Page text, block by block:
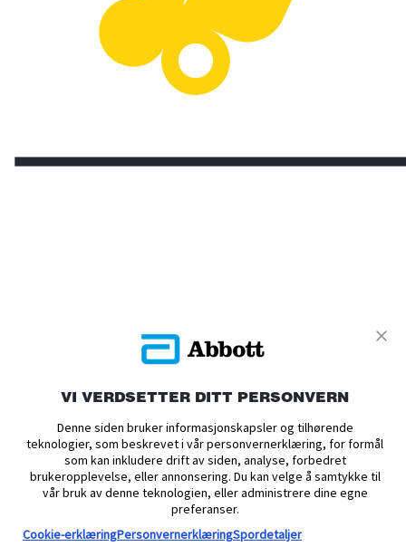
KOM I GANG
HJELP
VI VERDSETTER DITT PERSONVERN
Denne siden bruker informasjonskapsler og tilhørende
teknologier, som beskrevet i vår personvernerklæring, for formål
som kan inkludere drift av siden, analyse, forbedret
brukeropplevelse, eller annonsering. Du kan velge å samtykke til
vår bruk av denne teknologien, eller administrere dine egne
preferanser.
Cookie-erklæringPersonvernerklæringSpordetaljer